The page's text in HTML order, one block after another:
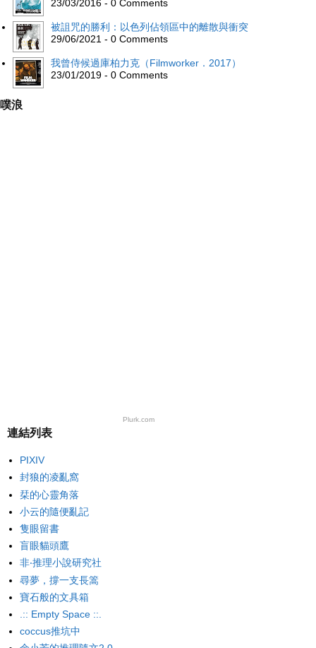
23/03/2016 - 0 Comments
被詛咒的勝利：以色列佔領區中的離散與衝突
29/06/2021 - 0 Comments
我曾侍候過庫柏力克（Filmworker．2017）
23/01/2019 - 0 Comments
噗浪
Plurk.com
連結列表
PIXIV
封狼的凌亂窩
栞的心靈角落
小云的隨便亂記
隻眼留書
盲眼貓頭鷹
非‧推理小說研究社
尋夢，撐一支長篙
寶石般的文具箱
.:: Empty Space ::.
coccus推坑中